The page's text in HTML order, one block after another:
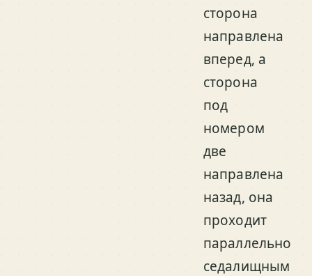
сторона
направлена
вперед, а
сторона
под
номером
две
направлена
назад, она
проходит
параллельно
седалищным